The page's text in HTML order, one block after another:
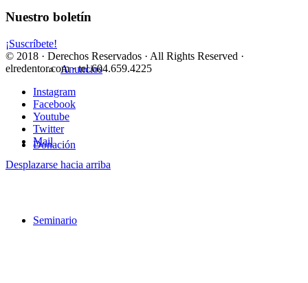
Anuncios
Donación
Seminario
Nuestro boletín
¡Suscríbete!
© 2018 · Derechos Reservados · All Rights Reserved ·
elredentor.com · tel.604.659.4225
Instagram
Facebook
Youtube
Twitter
Mail
Desplazarse hacia arriba